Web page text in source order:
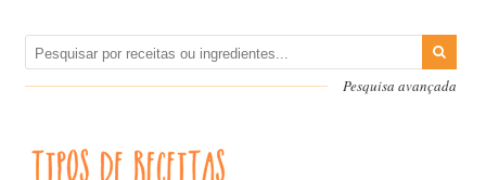
Pesquisa avançada